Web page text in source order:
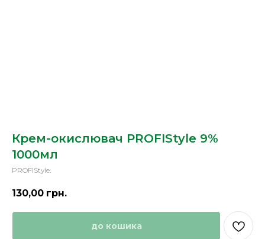
Крем-окислювач PROFIStyle 9%
1000мл
PROFIStyle.
130,00 грн.
до кошика